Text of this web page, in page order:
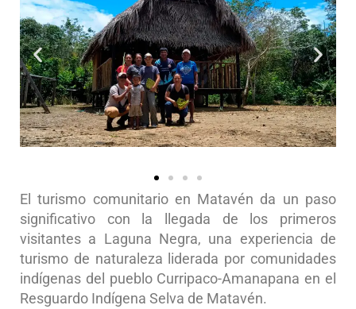
El turismo comunitario en Matavén da un paso
significativo con la llegada de los primeros
visitantes a Laguna Negra, una experiencia de
turismo de naturaleza liderada por comunidades
indígenas del pueblo Curripaco-Amanapana en el
Resguardo Indígena Selva de Matavén.